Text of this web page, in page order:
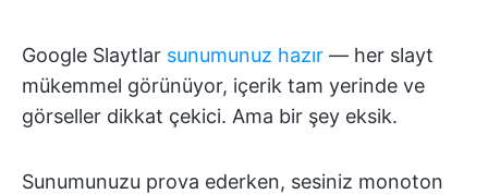
Google Slaytlar sunumunuz hazır — her slayt
mükemmel görünüyor, içerik tam yerinde ve
görseller dikkat çekici. Ama bir şey eksik.
Sunumunuzu prova ederken, sesiniz monoton